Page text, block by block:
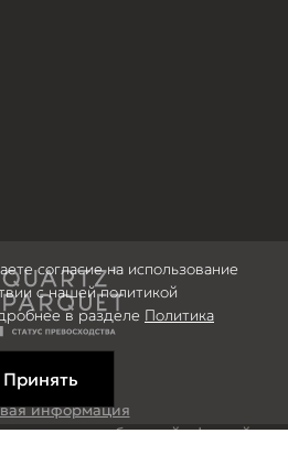
информация
является публичной офертой.
согласие на использование
с нашей политикой
в разделе Политика
Принять